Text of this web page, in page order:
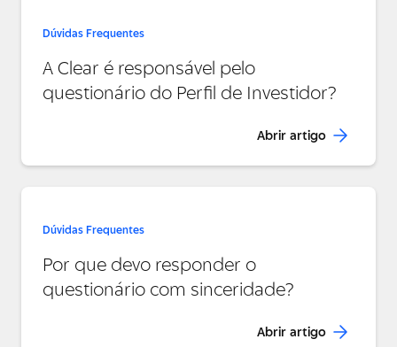
Dúvidas Frequentes
A Clear é responsável pelo
questionário do Perfil de Investidor?
Abrir artigo
Dúvidas Frequentes
Por que devo responder o
questionário com sinceridade?
Abrir artigo